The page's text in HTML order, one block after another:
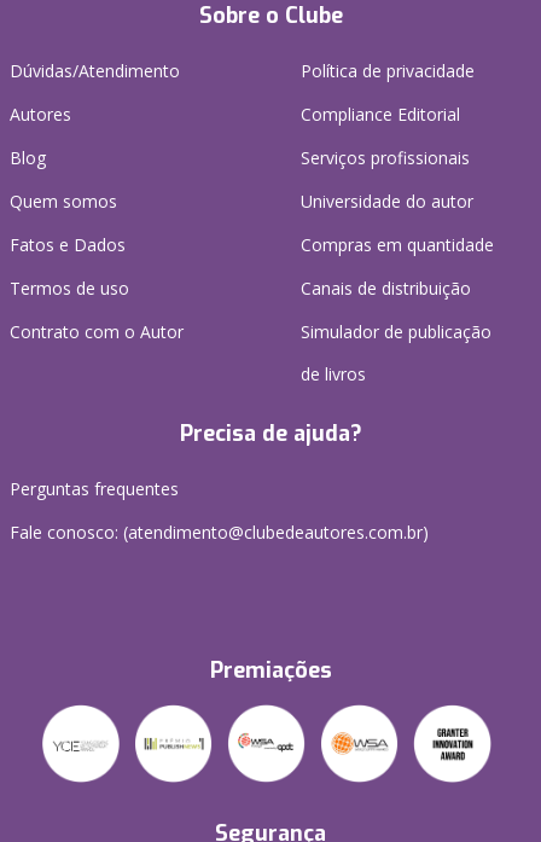
Sobre o Clube
Dúvidas/Atendimento
Autores
Blog
Quem somos
Fatos e Dados
Termos de uso
Contrato com o Autor
Política de privacidade
Compliance Editorial
Serviços profissionais
Universidade do autor
Compras em quantidade
Canais de distribuição
Simulador de publicação
de livros
Precisa de ajuda?
Perguntas frequentes
Fale conosco: (atendimento@clubedeautores.com.br)
Premiações
Segurança